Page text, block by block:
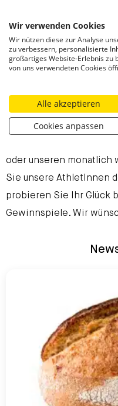
Aktuelle
aktuelle Neuigkeiten
unsere
oder unseren monatlich
Sie unsere AthletInnen
probieren Sie Ihr Glück
Gewinnspiele. Wir
Wir verwenden Cookies
Wir nützen diese zur Analyse
zu verbessern, personalisierte
großartiges Website-Erlebnis zu
von uns verwendeten Cookies
Alle akzeptieren
Cookies anpassen